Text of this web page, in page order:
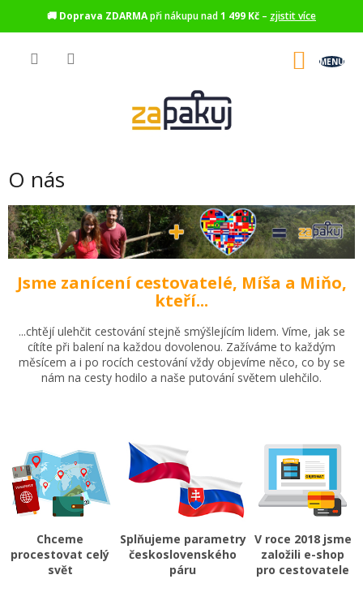
🚚 Doprava ZDARMApři nákupu nad1 499 Kč – zjistit více
O nás
Jsme zanícení cestovatelé, Míša a Miňo,
kteří...
...chtějí ulehčit cestování stejně smýšlejícím lidem. Víme, jak se
cítíte při balení na každou dovolenou. Zažíváme to každým
měsícem a i po rocích cestování vždy objevíme něco, co by se
nám na cesty hodilo a naše putování světem ulehčilo.
Chceme
procestovat celý
svět
Splňujeme parametry
československého
páru
V roce 2018 jsme
založili e-shop
pro cestovatele